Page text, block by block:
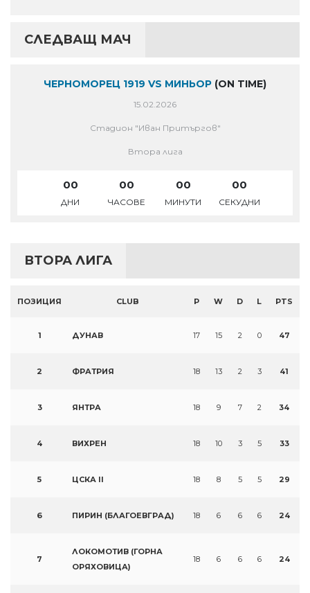
СЛЕДВАЩ МАЧ
ЧЕРНОМОРЕЦ 1919 VS МИНЬОР (ON TIME)
15.02.2026
Стадион "Иван Притъргов"
Втора лига
00
ДНИ
00
ЧАСОВЕ
00
МИНУТИ
00
СЕКУДНИ
ВТОРА ЛИГА
ПОЗИЦИЯ CLUB P W D L PTS
1 ДУНАВ 17 15 2 0 47
2 ФРАТРИЯ 18 13 2 3 41
3 ЯНТРА 18 9 7 2 34
4 ВИХРЕН 18 10 3 5 33
5 ЦСКА II 18 8 5 5 29
6 ПИРИН (БЛАГОЕВГРАД) 18 6 6 6 24
7
ЛОКОМОТИВ (ГОРНА
ОРЯХОВИЦА)
18 6 6 6 24